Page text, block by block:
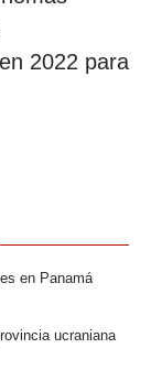
2022 para
en Panamá
ucraniana